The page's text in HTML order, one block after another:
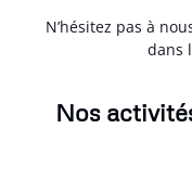
N’hésitez pas à
dans
Nos